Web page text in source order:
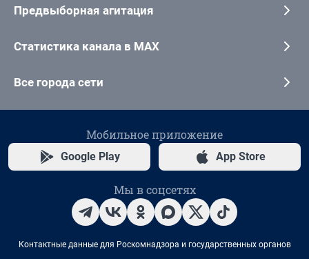
Предвыборная агитация
Статистика канала в MAX
Все города сети
Мобильное приложение
Google Play App Store
Мы в соцсетях
Контактные данные для Роскомнадзора и государственных органов